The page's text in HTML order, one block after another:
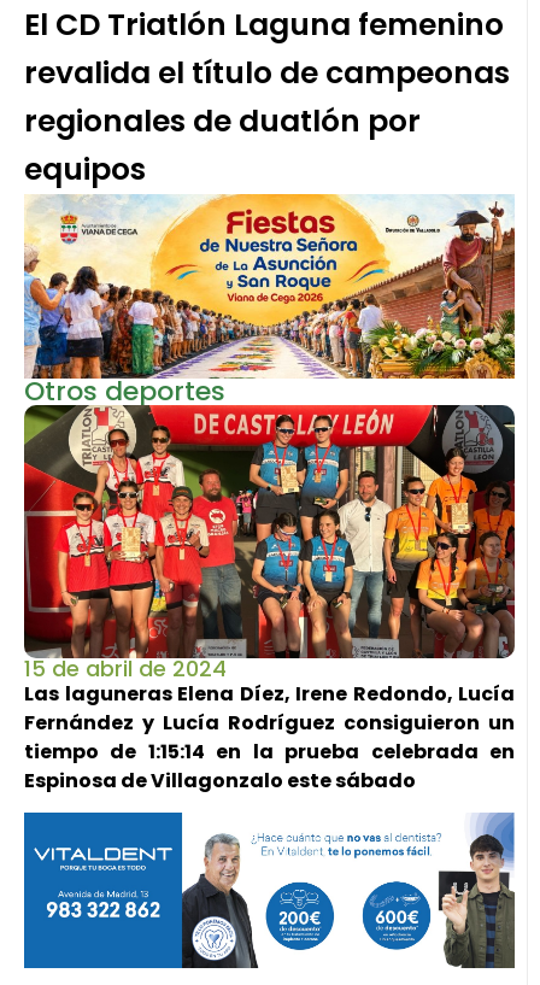
El CD Triatlón Laguna femenino
revalida el título de campeonas
regionales de duatlón por
equipos
Otros deportes
15 de abril de 2024
Las laguneras Elena Díez, Irene Redondo, Lucía
Fernández y Lucía Rodríguez consiguieron un
tiempo de 1:15:14 en la prueba celebrada en
Espinosa de Villagonzalo este sábado